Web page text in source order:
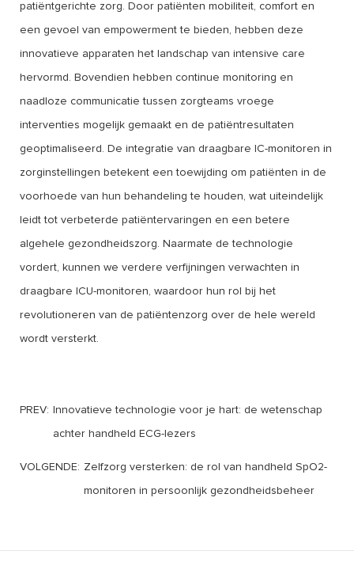
patiëntgerichte zorg. Door patiënten mobiliteit, comfort en
een gevoel van empowerment te bieden, hebben deze
innovatieve apparaten het landschap van intensive care
hervormd. Bovendien hebben continue monitoring en
naadloze communicatie tussen zorgteams vroege
interventies mogelijk gemaakt en de patiëntresultaten
geoptimaliseerd. De integratie van draagbare IC-monitoren in
zorginstellingen betekent een toewijding om patiënten in de
voorhoede van hun behandeling te houden, wat uiteindelijk
leidt tot verbeterde patiëntervaringen en een betere
algehele gezondheidszorg. Naarmate de technologie
vordert, kunnen we verdere verfijningen verwachten in
draagbare ICU-monitoren, waardoor hun rol bij het
revolutioneren van de patiëntenzorg over de hele wereld
wordt versterkt.
PREV: Innovatieve technologie voor je hart: de wetenschap
achter handheld ECG-lezers
VOLGENDE: Zelfzorg versterken: de rol van handheld SpO2-
monitoren in persoonlijk gezondheidsbeheer